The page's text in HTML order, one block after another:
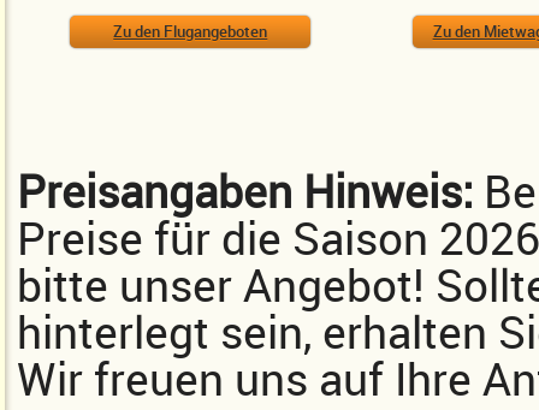
Zu den Flugangeboten Zu den
Preisangaben Hinweis:
Preise für die Saison
bitte unser Angebot!
hinterlegt sein, erhalten
Wir freuen uns auf Ihre